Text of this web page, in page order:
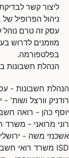
ליצור קשר לבדיקת
ניהול הפרופיל
עסק זה טרם נוהל
מוזמנים לדרוש
בפלטפורמה.
הנהלת חשבונות
הנהלת חשבונות -
רודניק וורצל ושות' -
יוסף כהן - רואה
רוני מרואני - משרד
אשכנזי משה -
ISD משרד רואי חשבון וכלכלנים - ירושלים